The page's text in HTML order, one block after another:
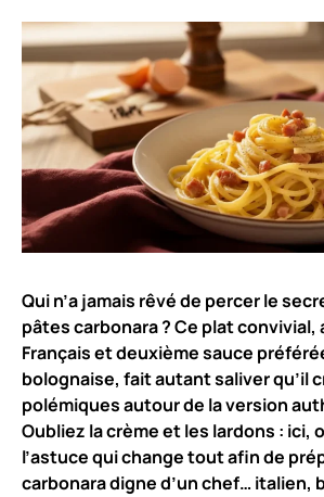
Qui n’a jamais rêvé de percer le
pâtes carbonara ? Ce plat convivial,
Français et deuxième sauce
bolognaise, fait autant saliver qu’il
polémiques autour de la version
Oubliez la crème et les lardons : ici,
l’astuce qui change tout afin de
carbonara digne d’un chef… italien,